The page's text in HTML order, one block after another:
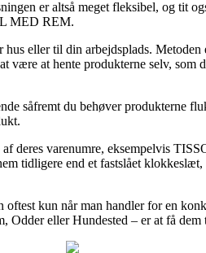
er altså meget fleksibel, og tit
MED REM.
eller til din arbejdsplads.
at hente produkterne selv, som
såfremt du behøver produkterne
af deres varenumre, eksempelvis
tidligere end et fastslået klokkeslæt,
oftest kun når man handler for en
eller Hundested – er at få